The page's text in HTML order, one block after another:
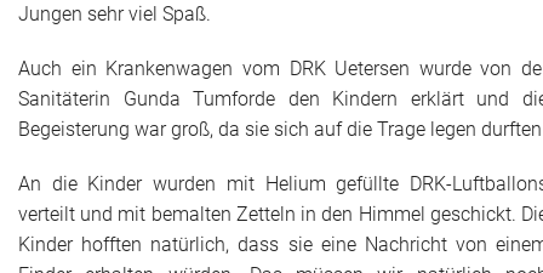
Jungen sehr viel Spaß.
Auch ein Krankenwagen vom DRK Uetersen wurde von
Sanitäterin Gunda Tumforde den Kindern erklärt und
Begeisterung war groß, da sie sich auf die Trage legen
An die Kinder wurden mit Helium gefüllte DRK-
verteilt und mit bemalten Zetteln in den Himmel geschickt.
Kinder hofften natürlich, dass sie eine Nachricht von